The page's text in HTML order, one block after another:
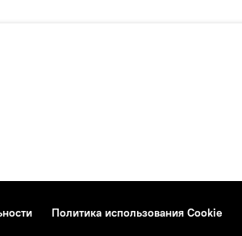
Политика использования Cookie